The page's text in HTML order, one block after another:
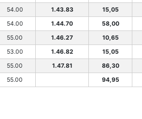
54.00 1.43.83 15,05
54.00 1.44.70 58,00
55.00 1.46.27 10,65
53.00 1.46.82 15,05
55.00 1.47.81 86,30
55.00 94,95